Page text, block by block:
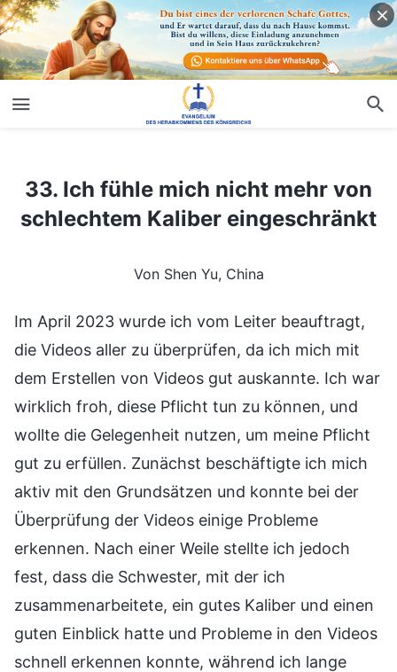
33. Ich fühle mich nicht mehr von
schlechtem Kaliber eingeschränkt
Von Shen Yu, China
Im April 2023 wurde ich vom Leiter beauftragt,
die Videos aller zu überprüfen, da ich mich mit
dem Erstellen von Videos gut auskannte. Ich war
wirklich froh, diese Pflicht tun zu können, und
wollte die Gelegenheit nutzen, um meine Pflicht
gut zu erfüllen. Zunächst beschäftigte ich mich
aktiv mit den Grundsätzen und konnte bei der
Überprüfung der Videos einige Probleme
erkennen. Nach einer Weile stellte ich jedoch
fest, dass die Schwester, mit der ich
zusammenarbeitete, ein gutes Kaliber und einen
guten Einblick hatte und Probleme in den Videos
schnell erkennen konnte, während ich lange